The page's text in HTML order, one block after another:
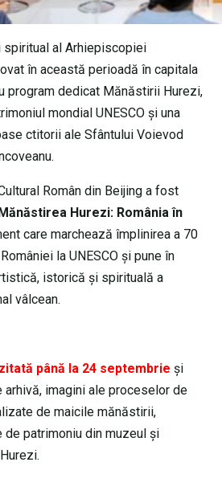
spiritual al Arhiepiscopiei
în această perioadă în capitala
program dedicat Mănăstirii Hurezi,
mondial UNESCO și una
ctitorii ale Sfântului Voievod
Român din Beijing a fost
Hurezi: România în
care marchează împlinirea a 70
la UNESCO și pune în
istorică și spirituală a
vâlcean.
până la 24 septembrie și
imagini ale proceselor de
de maicile mănăstirii,
patrimoniu din muzeul și